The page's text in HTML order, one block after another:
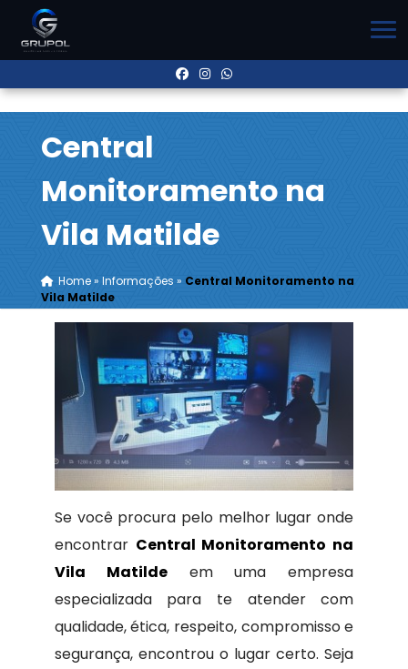
Central
Monitoramento na
Vila Matilde
Home» Informações » Central Monitoramento na
Vila Matilde
Se você procura pelo melhor lugar onde
encontrar Central Monitoramento na
Vila Matildeem uma empresa
especializada para te atender com
qualidade, ética, respeito, compromisso e
segurança, encontrou o lugar certo. Seja